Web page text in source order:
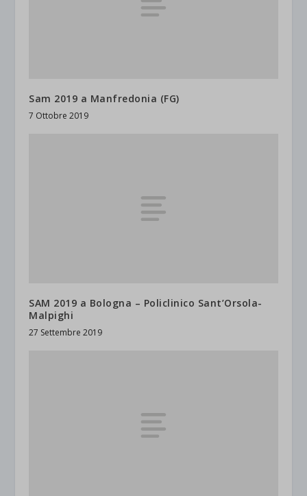
Sam 2019 a Manfredonia (FG)
7 Ottobre 2019
SAM 2019 a Bologna – Policlinico Sant’Orsola-
Malpighi
27 Settembre 2019